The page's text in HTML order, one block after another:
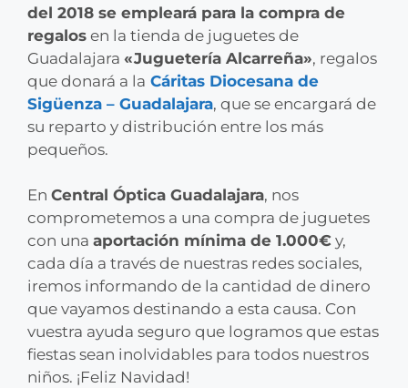
del 2018 se empleará para la compra de
regalos en la tienda de juguetes de
Guadalajara «Juguetería Alcarreña», regalos
que donará a la Cáritas Diocesana de
Sigüenza – Guadalajara, que se encargará de
su reparto y distribución entre los más
pequeños.
En Central Óptica Guadalajara, nos
comprometemos a una compra de juguetes
con una aportación mínima de 1.000€ y,
cada día a través de nuestras redes sociales,
iremos informando de la cantidad de dinero
que vayamos destinando a esta causa. Con
vuestra ayuda seguro que logramos que estas
fiestas sean inolvidables para todos nuestros
niños. ¡Feliz Navidad!